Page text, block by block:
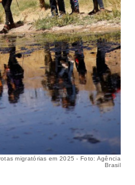
migratórias em 2025 - Foto: Agência
Brasil